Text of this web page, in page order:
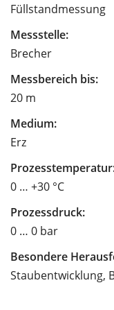
Füllstandmessung
Messstelle:
Brecher
Messbereich bis:
20 m
Medium:
Erz
0 … +30 °C
Prozessdruck:
0 … 0 bar
Besondere
Staubentwicklung,